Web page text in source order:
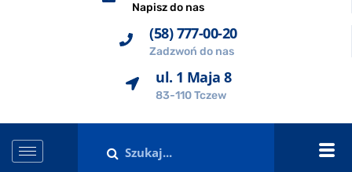
Napisz do nas
(58) 777-00-20
Zadzwoń do nas
ul. 1 Maja 8
83-110 Tczew